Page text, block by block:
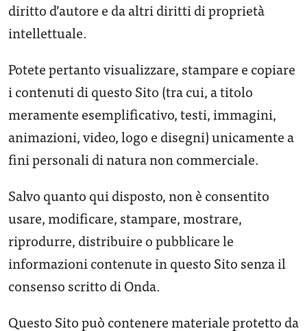
diritto d’autore e da altri diritti di proprietà
intellettuale.
Potete pertanto visualizzare, stampare e copiare
i contenuti di questo Sito (tra cui, a titolo
meramente esemplificativo, testi, immagini,
animazioni, video, logo e disegni) unicamente a
fini personali di natura non commerciale.
Salvo quanto qui disposto, non è consentito
usare, modificare, stampare, mostrare,
riprodurre, distribuire o pubblicare le
informazioni contenute in questo Sito senza il
consenso scritto di Onda.
Questo Sito può contenere materiale protetto da